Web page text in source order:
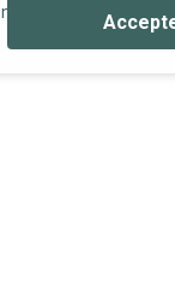
maat gemaakte